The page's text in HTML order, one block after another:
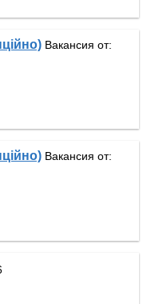
Вакансия от:
Вакансия от: